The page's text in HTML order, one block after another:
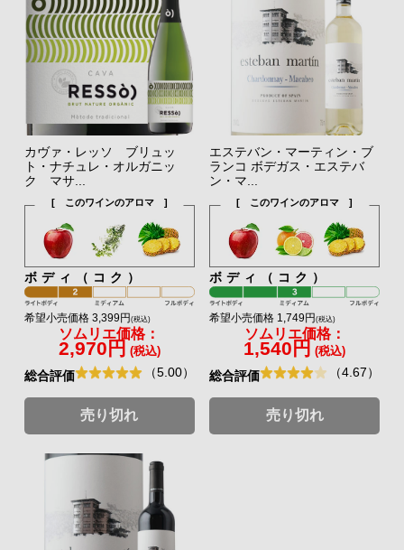
カヴァ・レッソ ブリュッ
ト・ナチュレ・オルガニッ
ク マサ...
[ このワインのアロマ ]
ボディ（コク）
希望小売価格 3,399円(税込)
ソムリエ価格：
2,970円 (税込)
総合評価 （5.00）
売り切れ
エステバン・マーティン・ブ
ランコ ボデガス・エステバ
ン・マ...
[ このワインのアロマ ]
ボディ（コク）
希望小売価格 1,749円(税込)
ソムリエ価格：
1,540円 (税込)
総合評価 （4.67）
売り切れ